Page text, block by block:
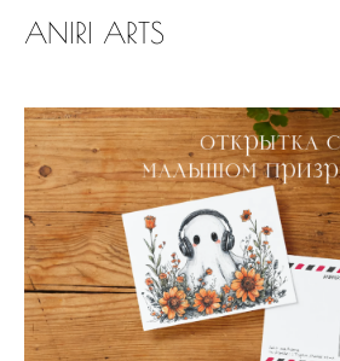
ANIRI ARTS